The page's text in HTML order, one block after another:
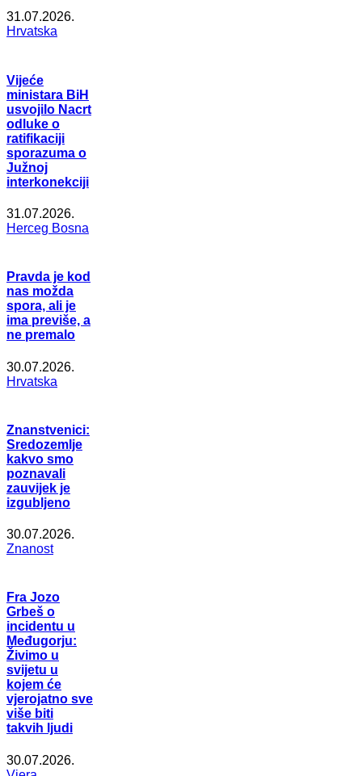
31.07.2026.
Hrvatska
Vijeće
ministara BiH
usvojilo Nacrt
odluke o
ratifikaciji
sporazuma o
Južnoj
interkonekciji
31.07.2026.
Herceg Bosna
Pravda je kod
nas možda
spora, ali je
ima previše, a
ne premalo
30.07.2026.
Hrvatska
Znanstvenici:
Sredozemlje
kakvo smo
poznavali
zauvijek je
izgubljeno
30.07.2026.
Znanost
Fra Jozo
Grbeš o
incidentu u
Međugorju:
Živimo u
svijetu u
kojem će
vjerojatno sve
više biti
takvih ljudi
30.07.2026.